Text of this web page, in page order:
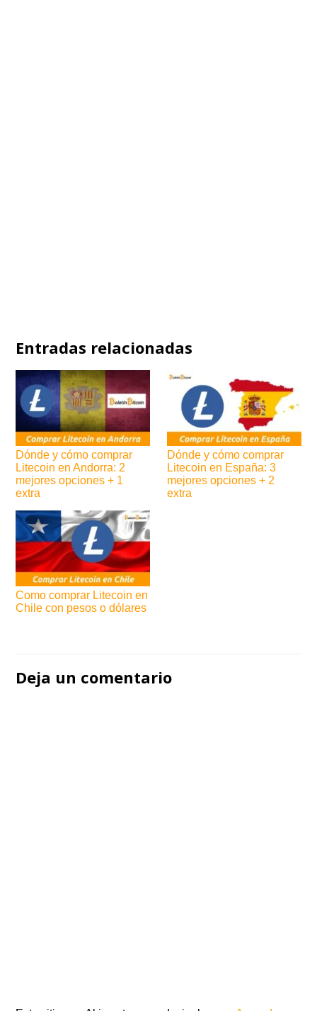
Entradas relacionadas
Dónde y cómo comprar
Litecoin en Andorra: 2
mejores opciones + 1
extra
Dónde y cómo comprar
Litecoin en España: 3
mejores opciones + 2
extra
Como comprar Litecoin en
Chile con pesos o dólares
entradas
Deja un comentario